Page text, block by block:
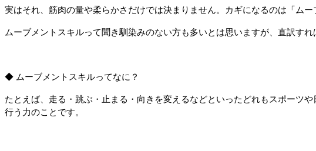
実はそれ、筋肉の量や柔らかさだけでは決まりません。カギになるのは「ムー
ムーブメントスキルって聞き馴染みのない方も多いとは思いますが、直訳す
◆ ムーブメントスキルってなに？
たとえば、走る・跳ぶ・止まる・向きを変えるなどといったどれもスポーツ
行う力のことです。